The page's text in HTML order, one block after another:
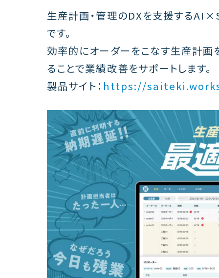
生産計画・管理のDXを支援する
です。
効率的にオーダーをこなす生産計画
ることで業績改善をサポートします。
製品サイト： https://